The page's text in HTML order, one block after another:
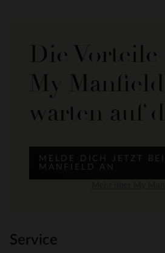
Die Vorteile
My Manfield
warten auf
MELDE DICH JETZT
MANFIELD AN
Service